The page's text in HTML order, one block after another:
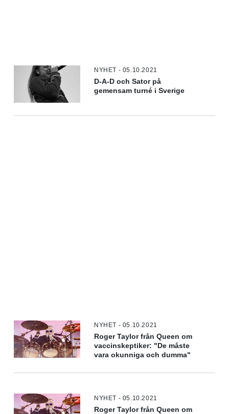
NYHET - 05.10.2021
D-A-D och Sator på
gemensam turné i Sverige
NYHET - 05.10.2021
Roger Taylor från Queen om
vaccinskeptiker: "De måste
vara okunniga och dumma"
NYHET - 05.10.2021
Roger Taylor från Queen om